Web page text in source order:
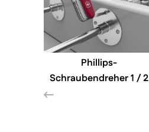
Phillips-
Schraubendreher 1 / 2